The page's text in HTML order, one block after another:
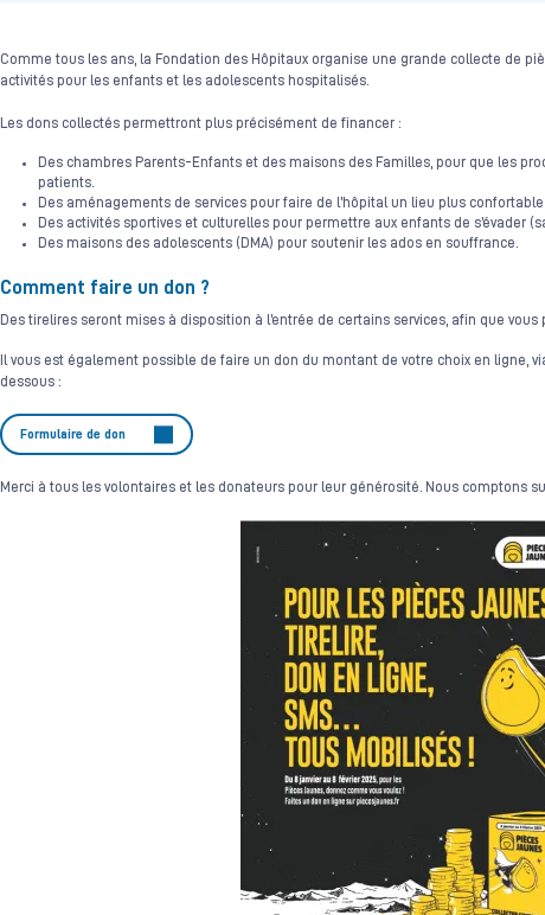
Comme tous les ans, la Fondation des Hôpitaux organise une grande collecte de
activités pour les enfants et les adolescents hospitalisés.
Les dons collectés permettront plus précisément de financer :
Des chambres Parents-Enfants et des maisons des Familles, pour que les
patients.
Des aménagements de services pour faire de l’hôpital un lieu plus
Des activités sportives et culturelles pour permettre aux enfants de s’évader
Des maisons des adolescents (DMA) pour soutenir les ados en souffrance.
Comment faire un don ?
Des tirelires seront mises à disposition à l’entrée de certains services, afin que
Il vous est également possible de faire un don du montant de votre choix en ligne,
dessous :
Formulaire de don
Merci à tous les volontaires et les donateurs pour leur générosité. Nous comptons